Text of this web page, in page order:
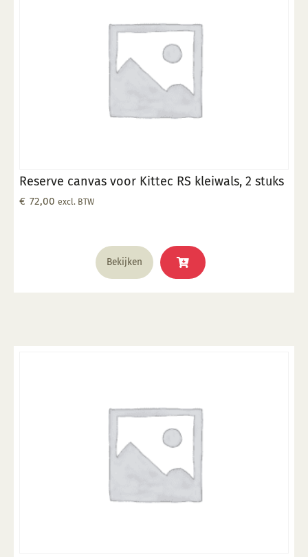
Reserve canvas voor Kittec RS kleiwals, 2 stuks
€ 72,00 excl. BTW
Bekijken